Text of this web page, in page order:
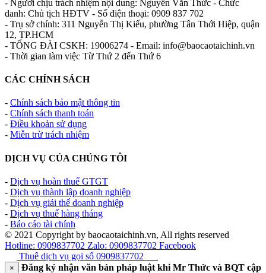
- Người chịu trách nhiệm nội dung: Nguyễn Văn Thức - Chức
danh: Chủ tịch HĐTV - Số điện thoại: 0909 837 702
- Trụ sở chính: 311 Nguyễn Thị Kiểu, phường Tân Thới Hiệp, quận
12, TP.HCM
- TỔNG ĐÀI CSKH: 19006274 - Email: info@baocaotaichinh.vn
- Thời gian làm việc Từ Thứ 2 đến Thứ 6
CÁC CHÍNH SÁCH
- Chính sách bảo mật thông tin
- Chính sách thanh toán
- Điều khoản sử dụng
- Miễn trừ trách nhiệm
DỊCH VỤ CỦA CHÚNG TÔI
- Dịch vụ hoàn thuế GTGT
- Dịch vụ thành lập doanh nghiệp
- Dịch vụ giải thể doanh nghiệp
- Dịch vụ thuế hàng tháng
- Báo cáo tài chính
© 2021 Copyright by baocaotaichinh.vn, All rights reserved
Hotline: 0909837702 Zalo: 0909837702 Facebook
Thuê dịch vụ gọi số 0909837702
×
Đăng ký nhận văn bản pháp luật khi Mr Thức và BQT cập